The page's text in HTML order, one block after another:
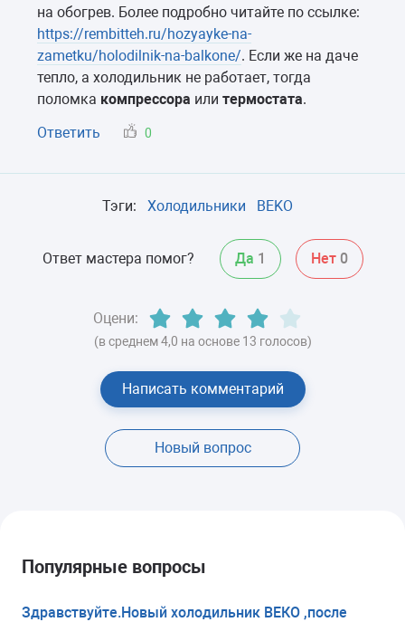
на обогрев. Более подробно читайте по ссылке:
https://rembitteh.ru/hozyayke-na-
zametku/holodilnik-na-balkone/. Если же на даче
тепло, а холодильник не работает, тогда
поломка компрессора или термостата.
Ответить
0
Тэги: Холодильники BEKO
Ответ мастера помог? Да 1 Нет 0
Оцени:
(в среднем 4,0 на основе 13 голосов)
Написать комментарий
Новый вопрос
Популярные вопросы
Здравствуйте.Новый холодильник ВЕКО ,после